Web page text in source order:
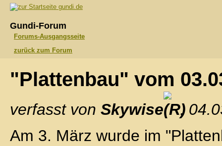
gundi.de
Gundi-Forum
Forums-Ausgangsseite
zurück zum Forum
"Plattenbau" vom
verfasst von Skywise
,
Am 3. März wurde im